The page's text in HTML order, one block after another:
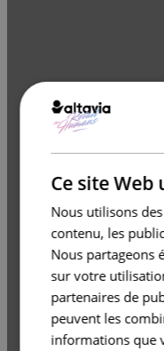
Ce site Web
Nous utilisons
contenu, les
Nous partageons
sur votre
partenaires de
peuvent les
informations que